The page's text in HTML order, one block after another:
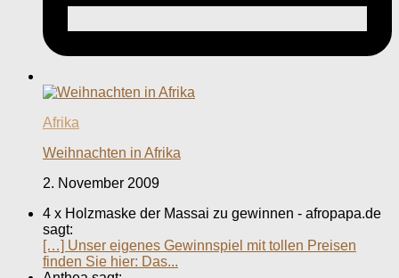
Afrika
Weihnachten in Afrika
2. November 2009
4 x Holzmaske der Massai zu gewinnen - afropapa.de
sagt:
[…] Unser eigenes Gewinnspiel mit tollen Preisen
finden Sie hier: Das...